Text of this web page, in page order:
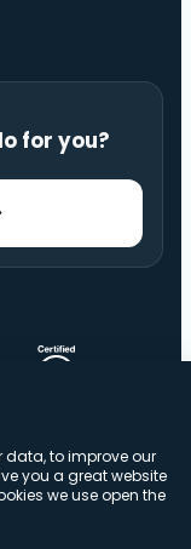
for you?
data, to improve our
you a great website
we use open the